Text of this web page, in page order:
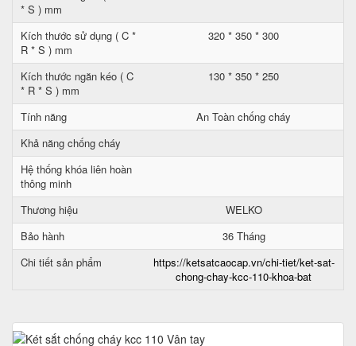
* S ) mm
Kích thước sử dụng ( C *
R * S ) mm
320 * 350 * 300
Kích thước ngăn kéo ( C
* R * S ) mm
130 * 350 * 250
Tính năng
An Toàn chống cháy
Khả năng chống cháy
Hệ thống khóa liên hoàn
thông minh
Thương hiệu
WELKO
Bảo hành
36 Tháng
Chi tiết sản phẩm
https://ketsatcaocap.vn/chi-tiet/ket-sat-
chong-chay-kcc-110-khoa-bat